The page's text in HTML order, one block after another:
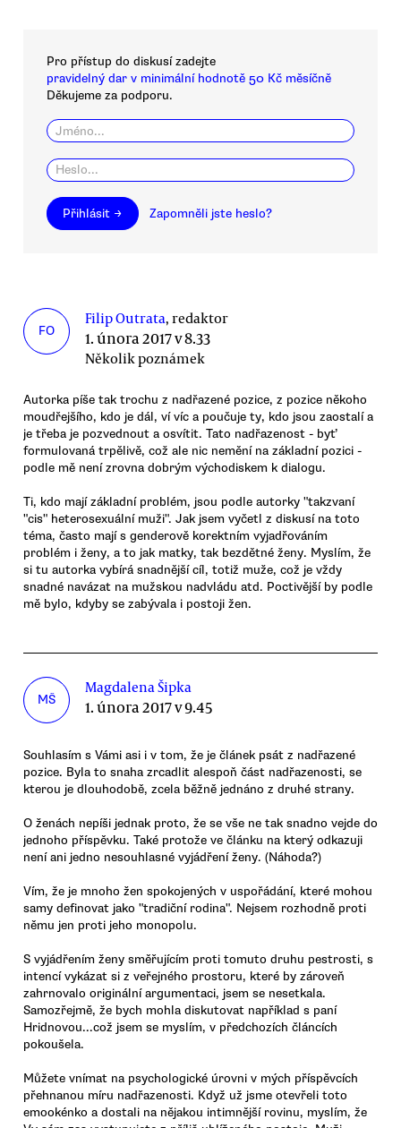
Pro přístup do diskusí zadejte
pravidelný dar v minimální hodnotě 50 Kč měsíčně
Děkujeme za podporu.
Přihlásit → Zapomněli jste heslo?
FO
Filip Outrata, redaktor
1. února 2017 v 8.33
Několik poznámek
Autorka píše tak trochu z nadřazené pozice, z pozice někoho
moudřejšího, kdo je dál, ví víc a poučuje ty, kdo jsou zaostalí a
je třeba je pozvednout a osvítit. Tato nadřazenost - byť
formulovaná trpělivě, což ale nic nemění na základní pozici -
podle mě není zrovna dobrým východiskem k dialogu.
Ti, kdo mají základní problém, jsou podle autorky "takzvaní
"cis" heterosexuální muži". Jak jsem vyčetl z diskusí na toto
téma, často mají s genderově korektním vyjadřováním
problém i ženy, a to jak matky, tak bezdětné ženy. Myslím, že
si tu autorka vybírá snadnější cíl, totiž muže, což je vždy
snadné navázat na mužskou nadvládu atd. Poctivější by podle
mě bylo, kdyby se zabývala i postoji žen.
MŠ
Magdalena Šipka
1. února 2017 v 9.45
Souhlasím s Vámi asi i v tom, že je článek psát z nadřazené
pozice. Byla to snaha zrcadlit alespoň část nadřazenosti, se
kterou je dlouhodobě, zcela běžně jednáno z druhé strany.
O ženách nepíši jednak proto, že se vše ne tak snadno vejde do
jednoho příspěvku. Také protože ve článku na který odkazuji
není ani jedno nesouhlasné vyjádření ženy. (Náhoda?)
Vím, že je mnoho žen spokojených v uspořádání, které mohou
samy definovat jako "tradiční rodina". Nejsem rozhodně proti
němu jen proti jeho monopolu.
S vyjádřením ženy směřujícím proti tomuto druhu pestrosti, s
intencí vykázat si z veřejného prostoru, které by zároveň
zahrnovalo originální argumentaci, jsem se nesetkala.
Samozřejmě, že bych mohla diskutovat například s paní
Hridnovou...což jsem se myslím, v předchozích článcích
pokoušela.
Můžete vnímat na psychologické úrovni v mých příspěvcích
přehnanou míru nadřazenosti. Když už jsme otevřeli toto
emookénko a dostali na nějakou intimnější rovinu, myslím, že